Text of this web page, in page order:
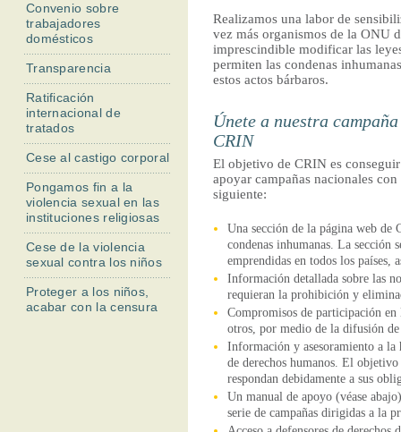
Realizamos una labor de
vez más organismos de la ONU
imprescindible modificar las
permiten las condenas
estos actos bárbaros.
Únete a nuestra
CRIN
El objetivo de CRIN es
apoyar campañas nacionales
siguiente:
Una sección de la página web de
condenas inhumanas. La sección
emprendidas en todos los países,
Información detallada sobre las
requieran la prohibición y
Compromisos de participación en
otros, por medio de la difusión de
Información y asesoramiento a la
de derechos humanos. El
respondan debidamente a sus
Un manual de apoyo (véase
serie de campañas dirigidas a la
Convenio sobre
trabajadores
domésticos
Transparencia
Ratificación
internacional de
tratados
Cese al castigo corporal
Pongamos fin a la
violencia sexual en las
instituciones religiosas
Cese de la violencia
sexual contra los niños
Proteger a los niños,
acabar con la censura